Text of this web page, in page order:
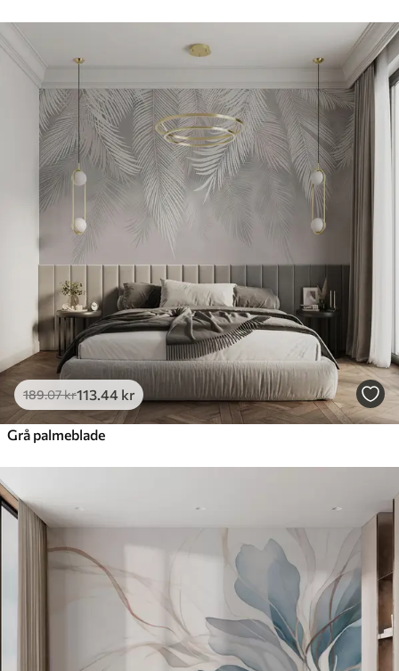
189.07kr113 .44 kr
Grå palmeblade